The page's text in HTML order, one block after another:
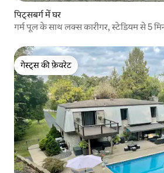
पिट्सबर्ग में घर
गर्म पूल के साथ लक्स कारीगर, स्टेडियम से 5
गेस्ट्स की फ़ेवरेट
गेस्ट्स की फ़ेवरेट